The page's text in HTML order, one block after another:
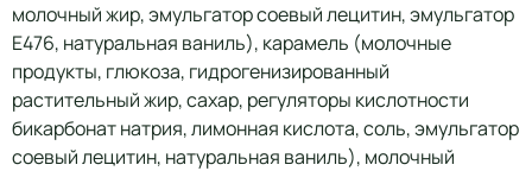
молочный жир, эмульгатор соевый лецитин, эмульгатор
Е476, натуральная ваниль), карамель (молочные
продукты, глюкоза, гидрогенизированный
растительный жир, сахар, регуляторы кислотности
бикарбонат натрия, лимонная кислота, соль, эмульгатор
соевый лецитин, натуральная ваниль), молочный